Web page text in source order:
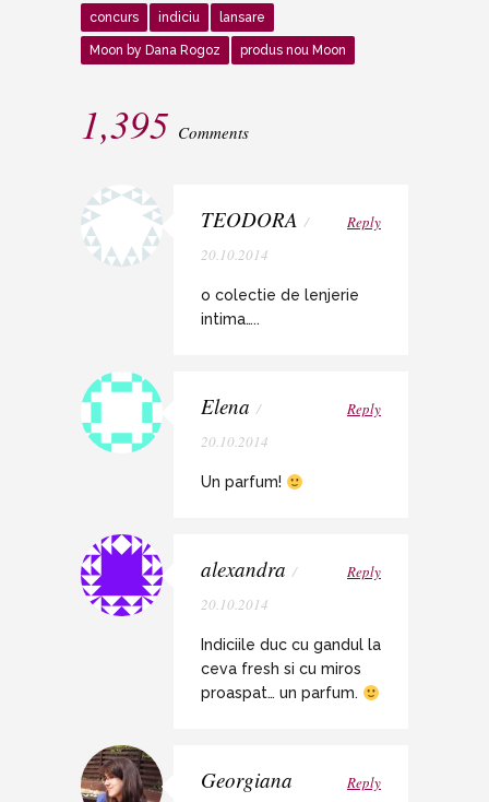
concurs indiciu lansare
Moon by Dana Rogoz produs nou Moon
1,395 Comments
TEODORA /
20.10.2014
Reply
o colectie de lenjerie
intima…..
Elena /
20.10.2014
Reply
Un parfum!
alexandra /
20.10.2014
Reply
Indiciile duc cu gandul la
ceva fresh si cu miros
proaspat… un parfum.
Georgiana
Reply